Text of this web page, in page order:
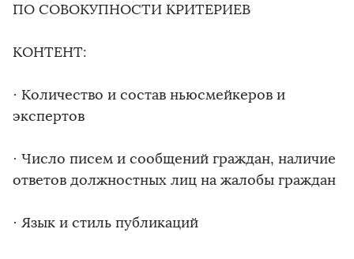
ПО СОВОКУПНОСТИ КРИТЕРИЕВ
КОНТЕНТ:
· Количество и состав ньюсмейкеров и
экспертов
· Число писем и сообщений граждан, наличие
ответов должностных лиц на жалобы граждан
· Язык и стиль публикаций